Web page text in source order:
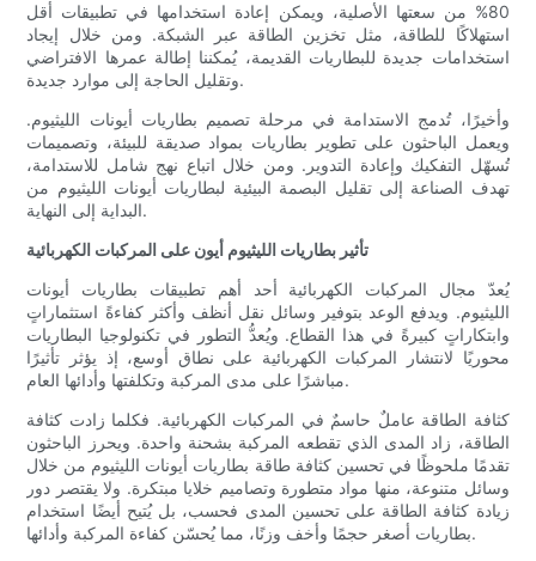
80% من سعتها الأصلية، ويمكن إعادة استخدامها في تطبيقات أقل
استهلاكًا للطاقة، مثل تخزين الطاقة عبر الشبكة. ومن خلال إيجاد
استخدامات جديدة للبطاريات القديمة، يُمكننا إطالة عمرها الافتراضي
وتقليل الحاجة إلى موارد جديدة.
وأخيرًا، تُدمج الاستدامة في مرحلة تصميم بطاريات أيونات الليثيوم.
ويعمل الباحثون على تطوير بطاريات بمواد صديقة للبيئة، وتصميمات
تُسهّل التفكيك وإعادة التدوير. ومن خلال اتباع نهج شامل للاستدامة،
تهدف الصناعة إلى تقليل البصمة البيئية لبطاريات أيونات الليثيوم من
البداية إلى النهاية.
تأثير بطاريات الليثيوم أيون على المركبات الكهربائية
يُعدّ مجال المركبات الكهربائية أحد أهم تطبيقات بطاريات أيونات
الليثيوم. ويدفع الوعد بتوفير وسائل نقل أنظف وأكثر كفاءةً استثماراتٍ
وابتكاراتٍ كبيرةً في هذا القطاع. ويُعدُّ التطور في تكنولوجيا البطاريات
محوريًا لانتشار المركبات الكهربائية على نطاق أوسع، إذ يؤثر تأثيرًا
مباشرًا على مدى المركبة وتكلفتها وأدائها العام.
كثافة الطاقة عاملٌ حاسمٌ في المركبات الكهربائية. فكلما زادت كثافة
الطاقة، زاد المدى الذي تقطعه المركبة بشحنة واحدة. ويحرز الباحثون
تقدمًا ملحوظًا في تحسين كثافة طاقة بطاريات أيونات الليثيوم من خلال
وسائل متنوعة، منها مواد متطورة وتصاميم خلايا مبتكرة. ولا يقتصر دور
زيادة كثافة الطاقة على تحسين المدى فحسب، بل يُتيح أيضًا استخدام
بطاريات أصغر حجمًا وأخف وزنًا، مما يُحسّن كفاءة المركبة وأدائها.